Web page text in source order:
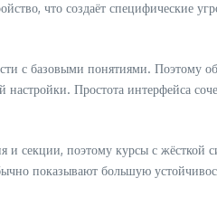
что создаёт специфические
с базовыми понятиями. Поэтому
Простота интерфейса
и секции, поэтому курсы с жёсткой
показывают большую